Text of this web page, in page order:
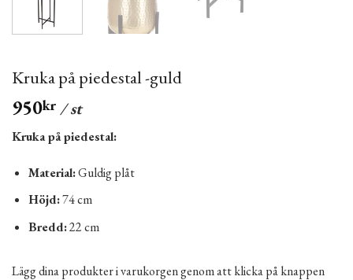
Kruka på piedestal -guld
950kr / st
Kruka på piedestal:
Material:Guldig plåt
Höjd:74 cm
Bredd:22 cm
Lägg dina produkter i varukorgen genom att klicka på knappen